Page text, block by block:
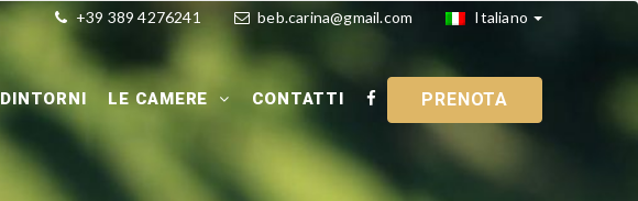
+39 389 4276241 beb.carina@gmail.com Italiano
DINTORNI LE CAMERE CONTATTI PRENOTA